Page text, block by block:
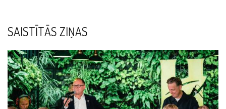
SAISTĪTĀS ZIŅAS